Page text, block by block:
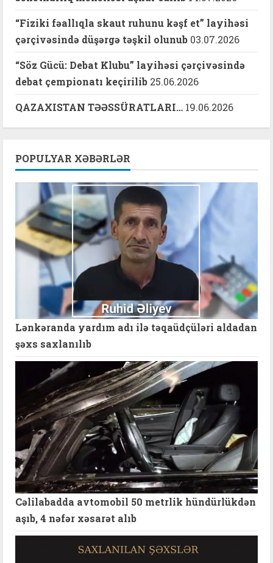
“Fiziki fəallıqla skaut ruhunu kəşf et” layihəsi
çərçivəsində düşərgə təşkil olunub 03.07.2026
“Söz Gücü: Debat Klubu” layihəsi çərçivəsində
debat çempionatı keçirilib 25.06.2026
QAZAXISTAN TƏƏSSÜRATLARI… 19.06.2026
POPULYAR XƏBƏRLƏR
Lənkəranda yardım adı ilə təqaüdçüləri aldadan
şəxs saxlanılıb
Cəlilabadda avtomobil 50 metrlik hündürlükdən
aşıb, 4 nəfər xəsarət alıb